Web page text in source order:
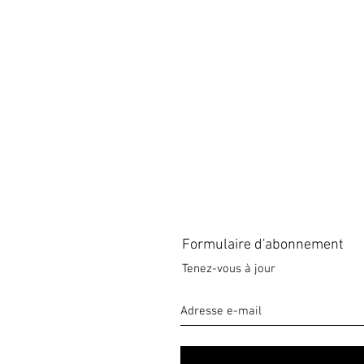
Formulaire d'abonnement
Tenez-vous à jour